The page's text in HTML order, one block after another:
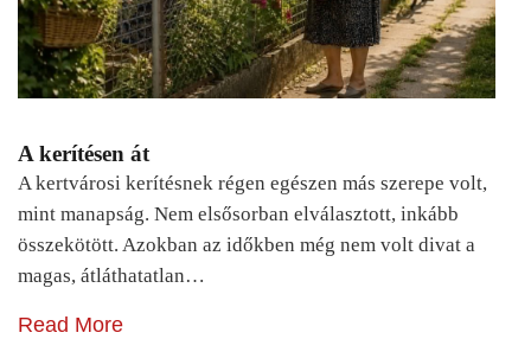
A kerítésen át
A kertvárosi kerítésnek régen egészen más szerepe volt,
mint manapság. Nem elsősorban elválasztott, inkább
összekötött. Azokban az időkben még nem volt divat a
magas, átláthatatlan…
Read More